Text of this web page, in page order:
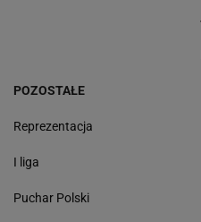
POZOSTAŁE
Reprezentacja
I liga
Puchar Polski